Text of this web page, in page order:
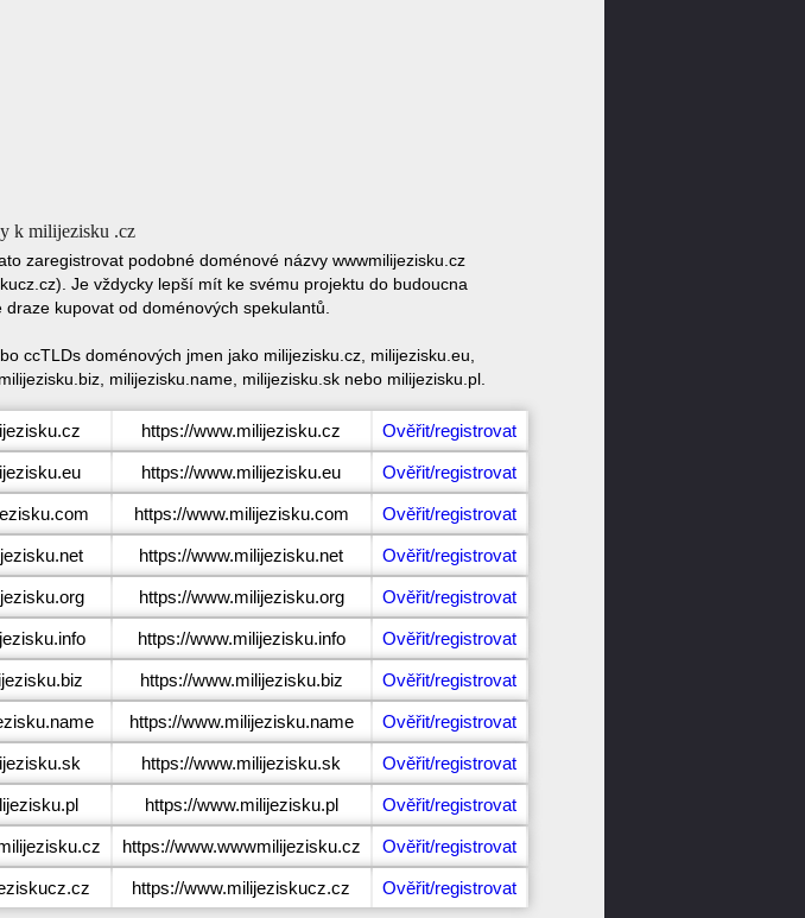
k milijezisku .cz
zaregistrovat podobné doménové názvy wwwmilijezisku.cz
Je vždycky lepší mít ke svému projektu do budoucna
kupovat od doménových spekulantů.
ccTLDs doménových jmen jako milijezisku.cz, milijezisku.eu,
milijezisku.name, milijezisku.sk nebo milijezisku.pl.
https://www.milijezisku.cz Ověřit/registrovat
https://www.milijezisku.eu Ověřit/registrovat
https://www.milijezisku.com Ověřit/registrovat
https://www.milijezisku.net Ověřit/registrovat
https://www.milijezisku.org Ověřit/registrovat
https://www.milijezisku.info Ověřit/registrovat
https://www.milijezisku.biz Ověřit/registrovat
https://www.milijezisku.name Ověřit/registrovat
https://www.milijezisku.sk Ověřit/registrovat
https://www.milijezisku.pl Ověřit/registrovat
https://www.wwwmilijezisku.cz Ověřit/registrovat
https://www.milijeziskucz.cz Ověřit/registrovat